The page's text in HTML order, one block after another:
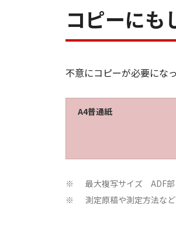
コピーにも
不意にコピーが必要にな
A4普通紙
※ 最大複写サイズ ADF部
※ 測定原稿や測定方法な